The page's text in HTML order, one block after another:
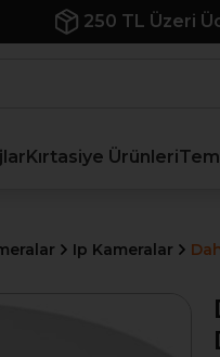
250 TL Üzeri
Kırtasiye Ürünleri
Ip Kameralar